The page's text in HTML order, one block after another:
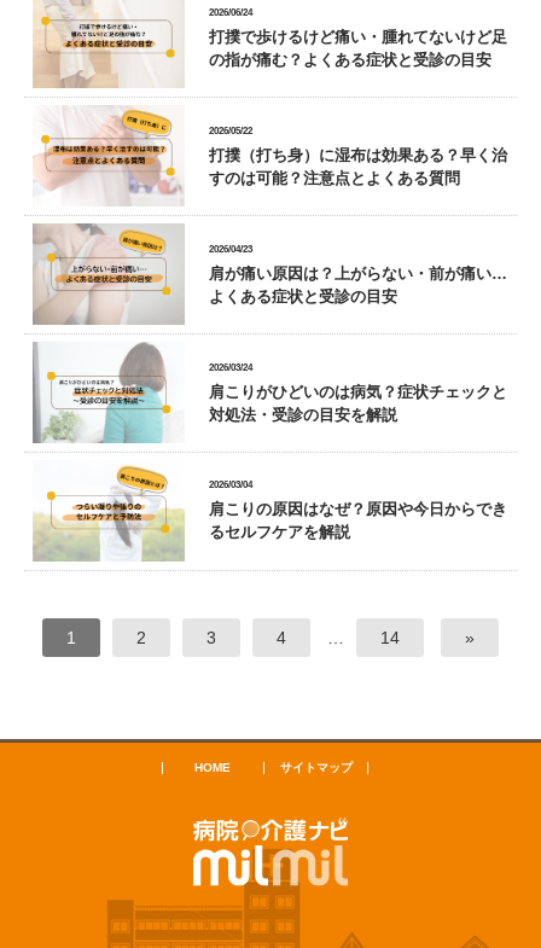
2026/06/24
打撲で歩けるけど痛い・腫れてないけど足
の指が痛む？よくある症状と受診の目安
2026/05/22
打撲（打ち身）に湿布は効果ある？早く治
すのは可能？注意点とよくある質問
2026/04/23
肩が痛い原因は？上がらない・前が痛い…
よくある症状と受診の目安
2026/03/24
肩こりがひどいのは病気？症状チェックと
対処法・受診の目安を解説
2026/03/04
肩こりの原因はなぜ？原因や今日からでき
るセルフケアを解説
1 2 3 4 14 »
HOME サイトマップ